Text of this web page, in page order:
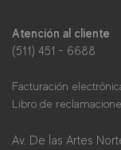
Atención al cliente
(511) 451 - 6688
Facturación
Libro de
Av. De las Artes